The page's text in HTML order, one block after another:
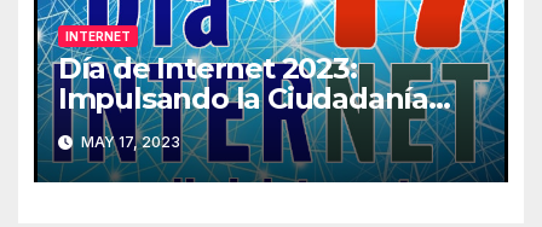
INTERNET
Día de Internet 2023:
Impulsando la Ciudadanía
Digital
MAY 17, 2023